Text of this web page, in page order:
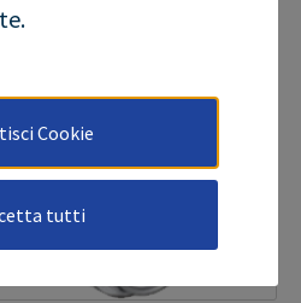
Cookie
tutti